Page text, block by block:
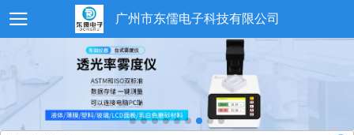
广州市东儒电子科技有限公司